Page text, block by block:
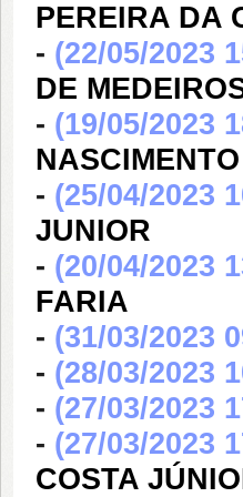
PEREIRA DA
- (22/05/2023
DE
- (19/05/2023
- (25/04/2023
JUNIOR
- (20/04/2023
FARIA
- (31/03/2023
- (28/03/2023
- (27/03/2023
- (27/03/2023
COSTA